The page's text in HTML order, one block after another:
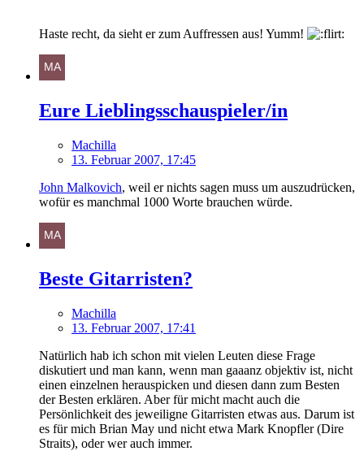
Haste recht, da sieht er zum Auffressen aus! Yumm!
Eure Lieblingsschauspieler/in
Machilla
13. Februar 2007, 17:45
John Malkovich, weil er nichts sagen muss um auszudrücken,
wofür es manchmal 1000 Worte brauchen würde.
Beste Gitarristen?
Machilla
13. Februar 2007, 17:41
Natürlich hab ich schon mit vielen Leuten diese Frage
diskutiert und man kann, wenn man gaaanz objektiv ist, nicht
einen einzelnen herauspicken und diesen dann zum Besten
der Besten erklären. Aber für micht macht auch die
Persönlichkeit des jeweiligne Gitarristen etwas aus. Darum ist
es für mich Brian May und nicht etwa Mark Knopfler (Dire
Straits), oder wer auch immer.